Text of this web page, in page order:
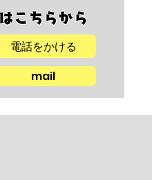
mail
電話をかける